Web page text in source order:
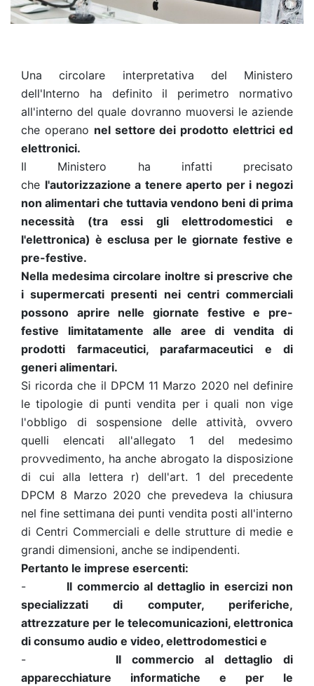
Una circolare interpretativa del Ministero
dell'Interno ha definito il perimetro normativo
all'interno del quale dovranno muoversi le aziende
che operano nel settore dei prodotto elettrici ed
elettronici.
Il Ministero ha infatti precisato
che l'autorizzazione a tenere aperto per i negozi
non alimentari che tuttavia vendono beni di prima
necessità (tra essi gli elettrodomestici e
l'elettronica) è esclusa per le giornate festive e
pre-festive.
Nella medesima circolare inoltre si prescrive che
i supermercati presenti nei centri commerciali
possono aprire nelle giornate festive e pre-
festive limitatamente alle aree di vendita di
prodotti farmaceutici, parafarmaceutici e di
generi alimentari.
Si ricorda che il DPCM 11 Marzo 2020 nel definire
le tipologie di punti vendita per i quali non vige
l'obbligo di sospensione delle attività, ovvero
quelli elencati all'allegato 1 del medesimo
provvedimento, ha anche abrogato la disposizione
di cui alla lettera r) dell'art. 1 del precedente
DPCM 8 Marzo 2020 che prevedeva la chiusura
nel fine settimana dei punti vendita posti all'interno
di Centri Commerciali e delle strutture di medie e
grandi dimensioni, anche se indipendenti.
Pertanto le imprese esercenti:
- Il commercio al dettaglio in esercizi non
specializzati di computer, periferiche,
attrezzature per le telecomunicazioni, elettronica
di consumo audio e video, elettrodomestici e
- Il commercio al dettaglio di
apparecchiature informatiche e per le